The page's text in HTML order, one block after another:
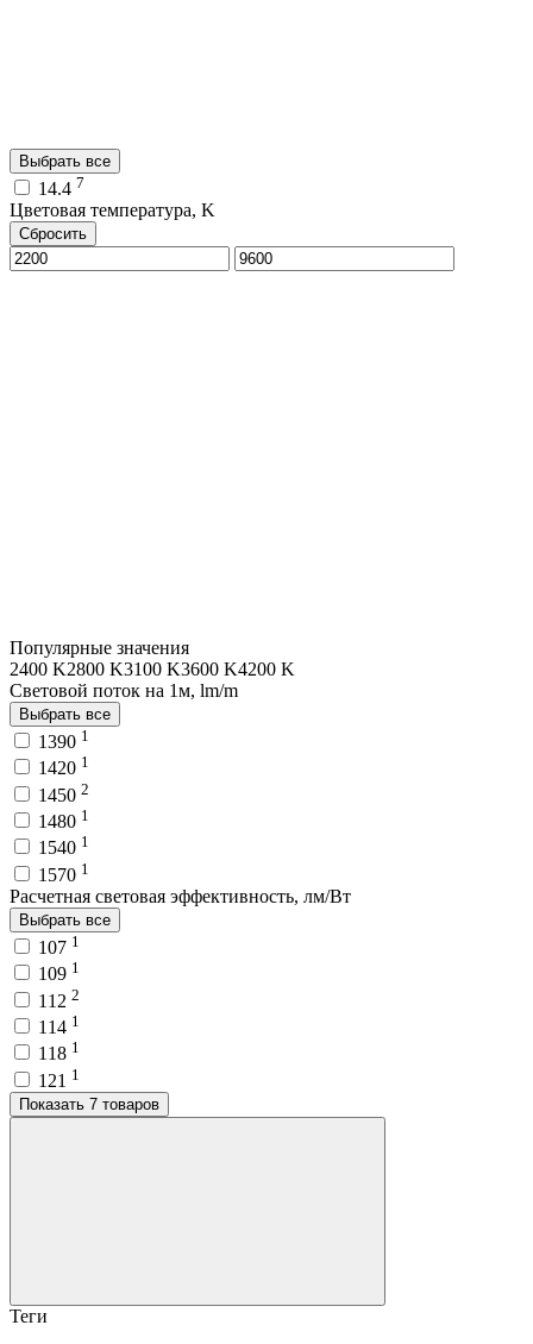
Выбрать все
14.4 7
Цветовая температура, K
Сбросить
Популярные значения
2400 K2800 K3100 K3600 K4200 K
Световой поток на 1м, lm/m
Выбрать все
1390 1
1420 1
1450 2
1480 1
1540 1
1570 1
Расчетная световая эффективность, лм/Вт
Выбрать все
107 1
109 1
112 2
114 1
118 1
121 1
Показать 7 товаров
Теги